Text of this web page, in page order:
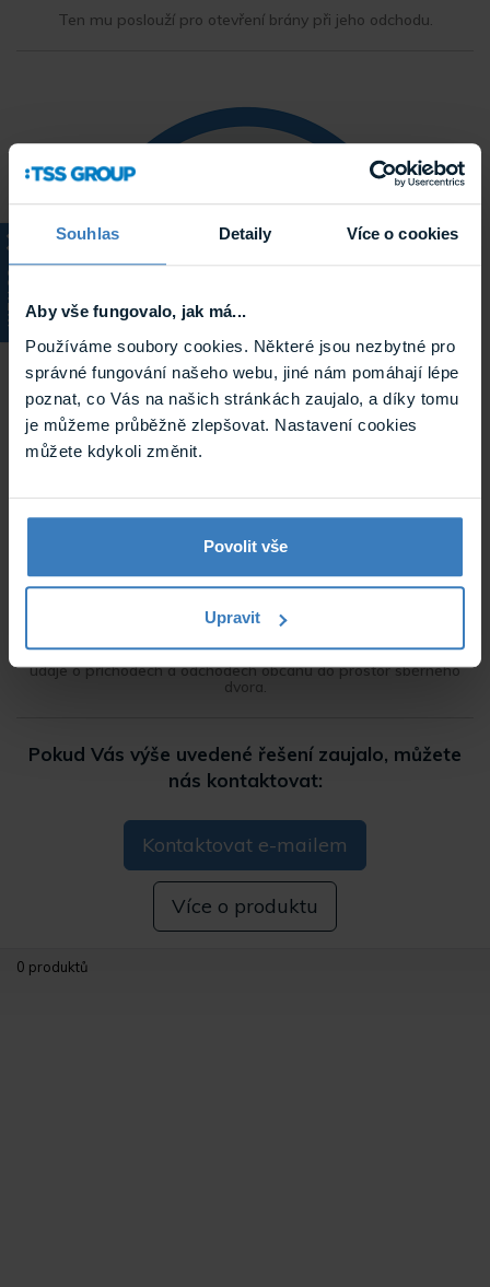
Souhlas Detaily Více o cookies
Aby vše fungovalo, jak má...
Používáme soubory cookies. Některé jsou nezbytné pro
správné fungování našeho webu, jiné nám pomáhají lépe
poznat, co Vás na našich stránkách zaujalo, a díky tomu
je můžeme průběžně zlepšovat. Nastavení cookies
můžete kdykoli změnit.
Povolit vše
Upravit
KATALOG
Ten mu poslouží pro otevření brány při jeho odchodu.
V administrátorském rozhraní jsou následně k dispozici přesné
údaje o příchodech a odchodech občanů do prostor sběrného
dvora.
Pokud Vás výše uvedené řešení zaujalo, můžete
nás kontaktovat:
Kontaktovat e-mailem
Více o produktu
0 produktů